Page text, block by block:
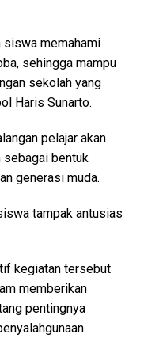
siswa memahami
sehingga mampu
sekolah yang
Haris Sunarto.
pelajar akan
sebagai bentuk
generasi muda.
tampak antusias
kegiatan tersebut
memberikan
pentingnya